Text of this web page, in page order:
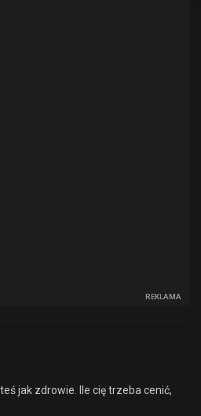
REKLAMA
jak zdrowie. Ile cię trzeba cenić,